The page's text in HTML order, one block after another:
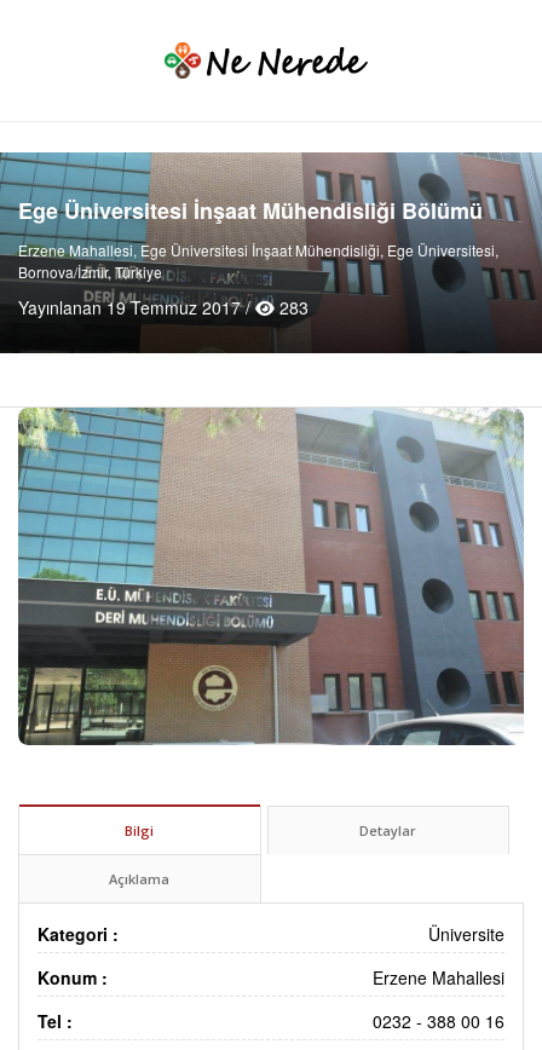
Ege Üniversitesi İnşaat Mühendisliği Bölümü
Erzene Mahallesi, Ege Üniversitesi İnşaat Mühendisliği, Ege Üniversitesi,
Bornova/İzmir, Türkiye
Yayınlanan 19 Temmuz 2017 / 283
Bilgi Detaylar
Açıklama
Kategori :
Üniversite
Konum :
Erzene Mahallesi
Tel :
0232 - 388 00 16